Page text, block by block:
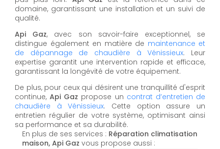
domaine, garantissant une installation et un suivi de
qualité.
Api Gaz, avec son savoir-faire exceptionnel, se
distingue également en matière de maintenance et
de dépannage de chaudière à Vénissieux. Leur
expertise garantit une intervention rapide et efficace,
garantissant la longévité de votre équipement.
De plus, pour ceux qui désirent une tranquillité d'esprit
continue,Api Gaz propose un contrat d’entretien de
chaudière à Vénissieux. Cette option assure un
entretien régulier de votre système, optimisant ainsi
sa performance et sa durabilité.
En plus de ses services : Réparation climatisation
maison, Api Gaz vous propose aussi :